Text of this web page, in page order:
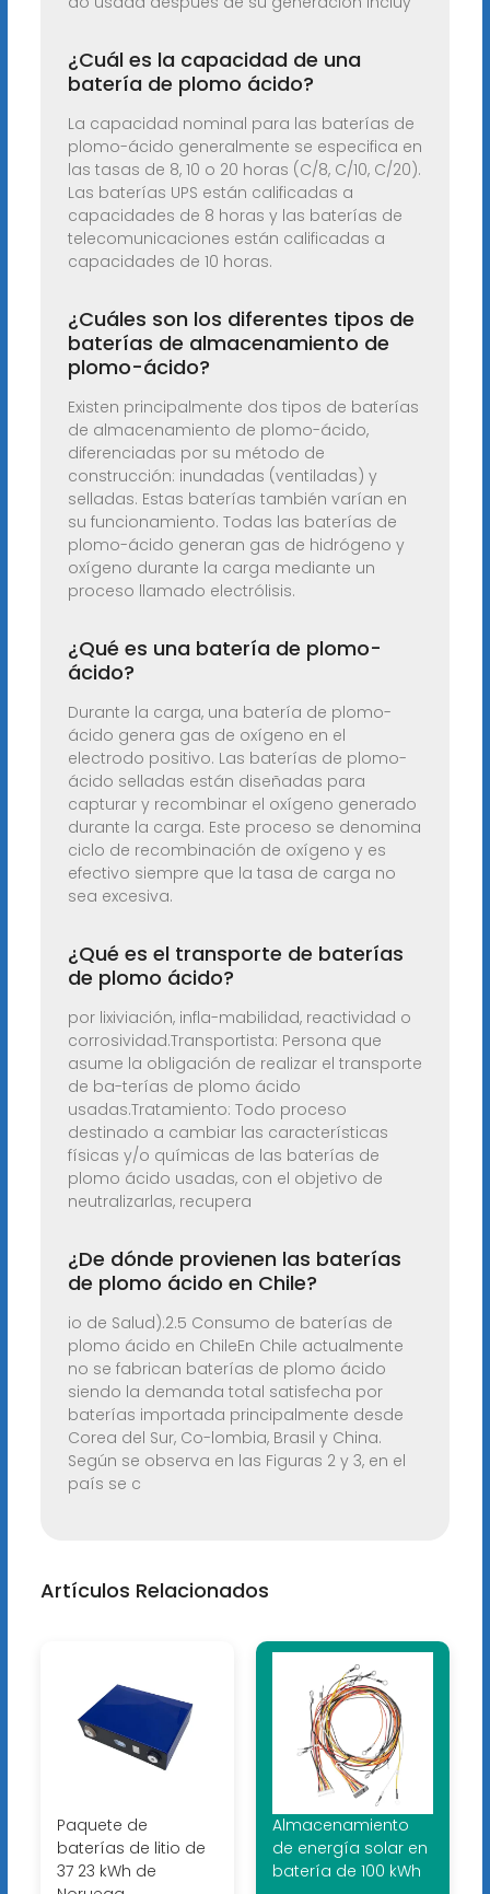
¿Cuál es la capacidad de una
batería de plomo ácido?
La capacidad nominal para las baterías de
plomo-ácido generalmente se especifica en
las tasas de 8, 10 o 20 horas (C/8, C/10, C/20).
Las baterías UPS están calificadas a
capacidades de 8 horas y las baterías de
telecomunicaciones están calificadas a
capacidades de 10 horas.
¿Cuáles son los diferentes tipos de
baterías de almacenamiento de
plomo-ácido?
Existen principalmente dos tipos de baterías
de almacenamiento de plomo-ácido,
diferenciadas por su método de
construcción: inundadas (ventiladas) y
selladas. Estas baterías también varían en
su funcionamiento. Todas las baterías de
plomo-ácido generan gas de hidrógeno y
oxígeno durante la carga mediante un
proceso llamado electrólisis.
¿Qué es una batería de plomo-
ácido?
Durante la carga, una batería de plomo-
ácido genera gas de oxígeno en el
electrodo positivo. Las baterías de plomo-
ácido selladas están diseñadas para
capturar y recombinar el oxígeno generado
durante la carga. Este proceso se denomina
ciclo de recombinación de oxígeno y es
efectivo siempre que la tasa de carga no
sea excesiva.
¿Qué es el transporte de baterías
de plomo ácido?
por lixiviación, infla-mabilidad, reactividad o
corrosividad.Transportista: Persona que
asume la obligación de realizar el transporte
de ba-terías de plomo ácido
usadas.Tratamiento: Todo proceso
destinado a cambiar las características
físicas y/o químicas de las baterías de
plomo ácido usadas, con el objetivo de
neutralizarlas, recupera
¿De dónde provienen las baterías
de plomo ácido en Chile?
io de Salud).2.5 Consumo de baterías de
plomo ácido en ChileEn Chile actualmente
no se fabrican baterías de plomo ácido
siendo la demanda total satisfecha por
baterías importada principalmente desde
Corea del Sur, Co-lombia, Brasil y China.
Según se observa en las Figuras 2 y 3, en el
país se c
Artículos Relacionados
Paquete de
baterías de litio de
37 23 kWh de
Almacenamiento
de energía solar en
batería de 100 kWh